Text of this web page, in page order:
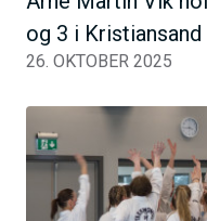
og 3 i
26. OKTOBER 2025
i